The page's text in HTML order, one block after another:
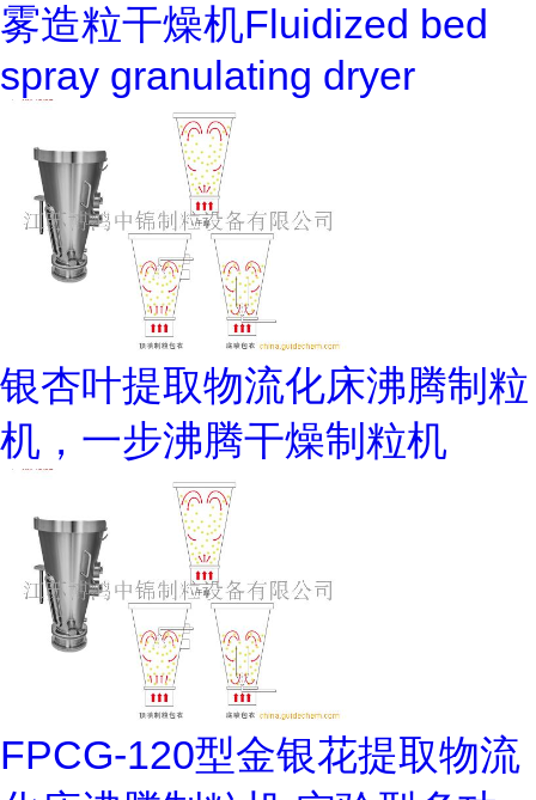
雾造粒干燥机Fluidized bed
spray granulating dryer
银杏叶提取物流化床沸腾制粒
机，一步沸腾干燥制粒机
FPCG-120型金银花提取物流